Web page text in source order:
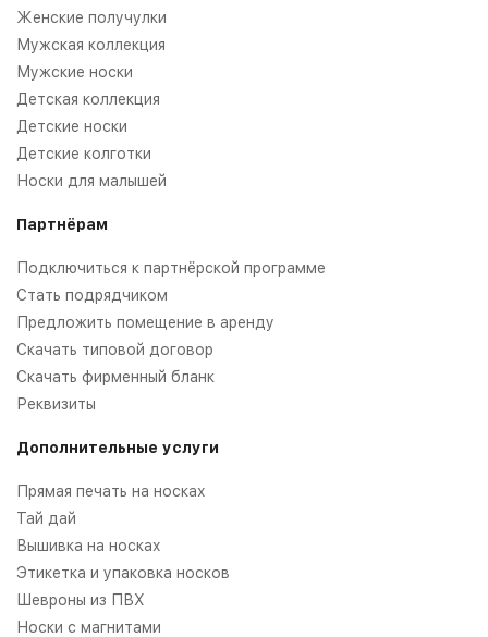
Женские получулки
Мужская коллекция
Мужские носки
Детская коллекция
Детские носки
Детские колготки
Носки для малышей
Партнёрам
Подключиться к партнёрской программе
Стать подрядчиком
Предложить помещение в аренду
Скачать типовой договор
Скачать фирменный бланк
Реквизиты
Дополнительные услуги
Прямая печать на носках
Тай дай
Вышивка на носках
Этикетка и упаковка носков
Шевроны из ПВХ
Носки с магнитами